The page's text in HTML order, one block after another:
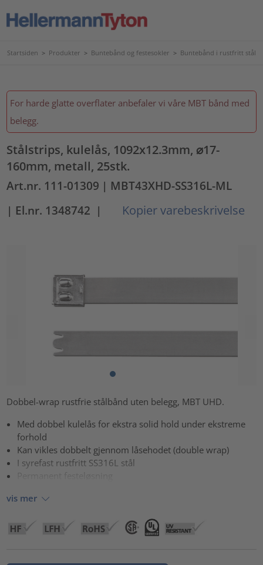
Startsiden > Produkter > Buntebånd og festesokler > Buntebånd i rustfritt stål
For harde glatte overflater anbefaler vi våre MBT bånd med
belegg.
Stålstrips, kulelås, 1092x12.3mm, ⌀17-
160mm, metall, 25stk.
Art.nr. 111-01309 | MBT43XHD-SS316L-ML
| El.nr. 1348742 | Kopier varebeskrivelse
Dobbel-wrap rustfrie stålbånd uten belegg, MBT UHD.
Med dobbel kulelås for ekstra solid hold under ekstreme
forhold
Kan vikles dobbelt gjennom låsehodet (double wrap)
I syrefast rustfritt SS316L stål
Permanent festeløsning
vis mer